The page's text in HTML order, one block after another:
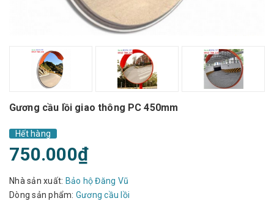
Gương cầu lồi giao thông PC 450mm
Hết hàng
750.000₫
Nhà sản xuất: Bảo hộ Đăng Vũ
Dòng sản phẩm: Gương cầu lồi